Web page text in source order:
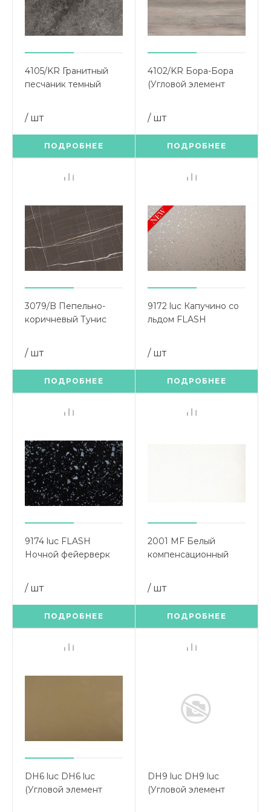
4105/KR Гранитный
песчаник темный
900х900)
/ шт
ПОДРОБНЕЕ
4102/KR Бора-Бора
(Угловой элемент
/ шт
ПОДРОБНЕЕ
3079/B Пепельно-
коричневый Тунис
900х900)
/ шт
ПОДРОБНЕЕ
9172 luc Капучино со
льдом FLASH
900х900)
/ шт
ПОДРОБНЕЕ
9174 luc FLASH
Ночной фейерверк
элемент 900х900)
/ шт
ПОДРОБНЕЕ
2001 MF Белый
компенсационный
900х900)
/ шт
ПОДРОБНЕЕ
DH6 luc DH6 luc
(Угловой элемент
DH9 luc DH9 luc
(Угловой элемент